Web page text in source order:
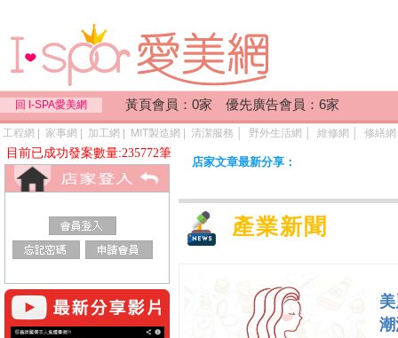
回 I-SPA愛美網 黃頁會員：0家 優先廣告會員：6家
工程網 家事網 加工網 MIT製造網 清潔服務 野外生活網 維修網 修繕網
目前已成功發案數量:235772筆
店家文章最新分享：
產業新聞